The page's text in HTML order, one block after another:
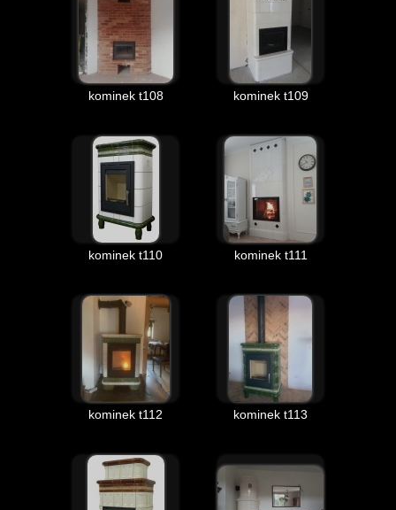
kominek t108 kominek t109
kominek t110 kominek t111
kominek t112 kominek t113